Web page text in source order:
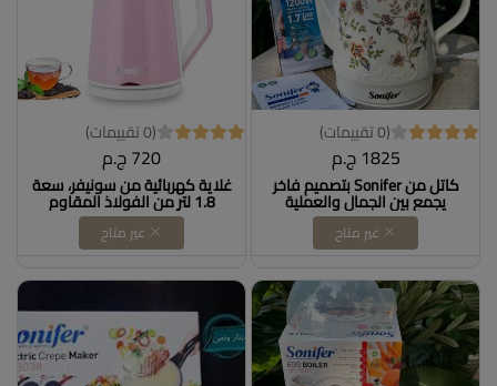
(0 تقييمات)
1825 ج.م
كاتل من Sonifer بتصميم فاخر
يجمع بين الجمال والعملية
غير متاح
(0 تقييمات)
720 ج.م
غلاية كهربائية من سونيفر، سعة
1.8 لتر من الفولاذ المقاوم
للصدأ، غلاية ذكية للمطبخ
والشاي، قطعة واحدة، موديل
SF-2076
غير متاح